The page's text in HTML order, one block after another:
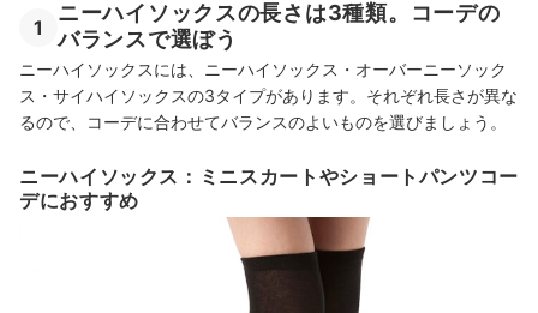
1
ニーハイソックスの長さは3種類。コーデの
バランスで選ぼう
ニーハイソックスには、ニーハイソックス・オーバーニーソック
ス・サイハイソックスの3タイプがあります。それぞれ長さが異な
るので、コーデに合わせてバランスのよいものを選びましょう。
ニーハイソックス：ミニスカートやショートパンツコー
デにおすすめ